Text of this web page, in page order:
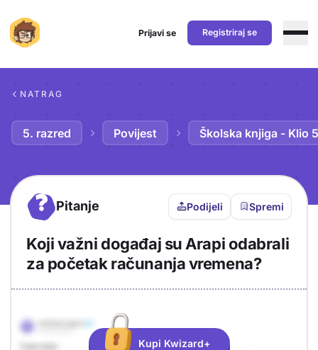
Prijavi se Registriraj se
NATRAG
5. razred Povijest Školska knjiga - Klio 5
? Pitanje Podijeli Spremi
Koji važni događaj su Arapi odabrali
za početak računanja vremena?
Odgovor
Objašnjenje
Kupi Kwizard+